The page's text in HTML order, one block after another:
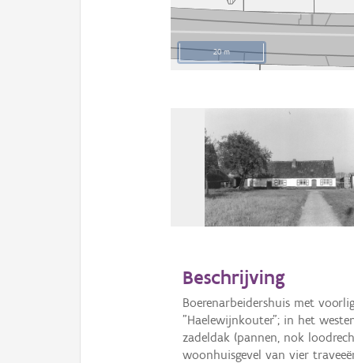
20 m
Beschrijving
Boerenarbeidershuis met
"Haelewijnkouter"; in het
zadeldak (pannen, nok
woonhuisgevel van vier